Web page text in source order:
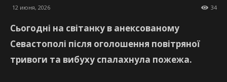
12 июня, 2026 34
Сьогодні на світанку в анексованому
Севастополі після оголошення повітряної
тривоги та вибуху спалахнула пожежа.